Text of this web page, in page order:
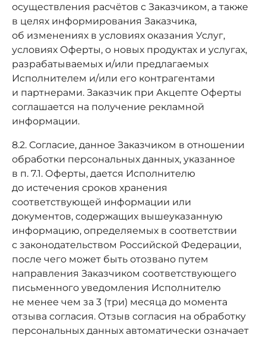
осуществления расчётов с Заказчиком, а также
в целях информирования Заказчика,
об изменениях в условиях оказания Услуг,
условиях Оферты, о новых продуктах и услугах,
разрабатываемых и/или предлагаемых
Исполнителем и/или его контрагентами
и партнерами. Заказчик при Акцепте Оферты
соглашается на получение рекламной
информации.
8.2. Согласие, данное Заказчиком в отношении
обработки персональных данных, указанное
в п. 7.1. Оферты, дается Исполнителю
до истечения сроков хранения
соответствующей информации или
документов, содержащих вышеуказанную
информацию, определяемых в соответствии
с законодательством Российской Федерации,
после чего может быть отозвано путем
направления Заказчиком соответствующего
письменного уведомления Исполнителю
не менее чем за 3 (три) месяца до момента
отзыва согласия. Отзыв согласия на обработку
персональных данных автоматически означает